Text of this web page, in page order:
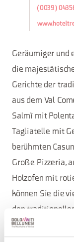
(0039)
Geräumiger und
die
Gerichte der
aus dem Val
Salmì mit
Tagliatelle mit
berühmten
Große Pizzeria,
Holzofen mit
können Sie die
den
Pilzen und